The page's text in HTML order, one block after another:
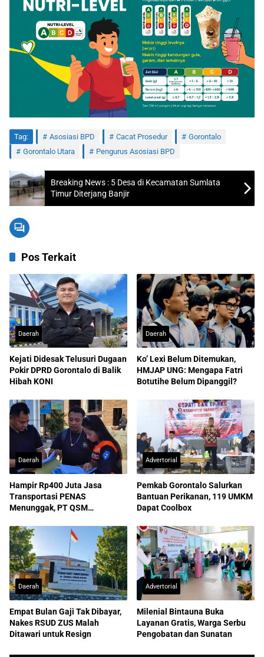
Tag: Asosiasi BPD Cacat Prosedur
Gorontalo
Gorontalo Utara
Pengurus Asosiasi BPD
Breaking News : 5 Desa di Kecamatan Sumlata
Timur Diterjang Banjir
Pos Terkait
Daerah
Kejati Didesak Telusuri Dugaan
Pokir DPRD Gorontalo di Balik
Hibah KONI
Daerah
Ko’ Lexi Belum Ditemukan,
HMJAP UNG: Mengapa Fatri
Botutihe Belum Dipanggil?
Daerah
Hampir Rp400 Juta Jasa
Transportasi PENAS
Menunggak, PT QSM
Advertorial
Pemkab Gorontalo Salurkan
Bantuan Perikanan, 119 UMKM
Dapat Coolbox
Daerah
Empat Bulan Gaji Tak Dibayar,
Nakes RSUD ZUS Malah
Ditawari untuk Resign
Advertorial
Milenial Bintauna Buka
Layanan Gratis, Warga Serbu
Pengobatan dan Sunatan